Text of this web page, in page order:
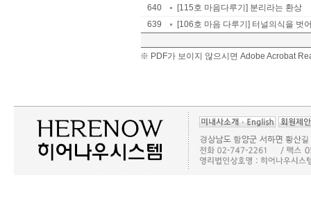
640
[115호 마음다루기] 분리라는 환상
639
[106호 마음 다루기] 터널의식을 벗
※ PDF가 보이지 않으시면 Adobe Acrobat